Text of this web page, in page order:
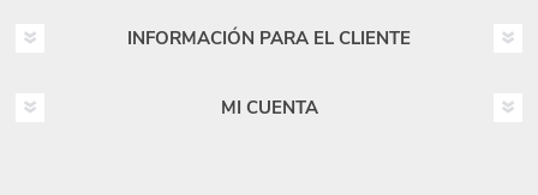
INFORMACIÓN PARA EL CLIENTE
MI CUENTA